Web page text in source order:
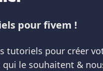
pour fivem !
tutoriels pour créer
qui le souhaitent &